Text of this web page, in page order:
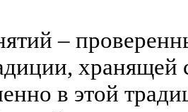
–
хранящей
в этой